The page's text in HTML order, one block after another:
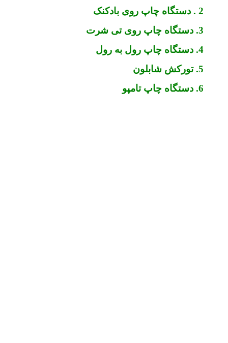
2 . دستگاه چاپ روی بادکنک
3. دستگاه چاپ روی تی شرت
4. دستگاه چاپ رول به رول
5. تورکش شابلون
6. دستگاه چاپ تامپو